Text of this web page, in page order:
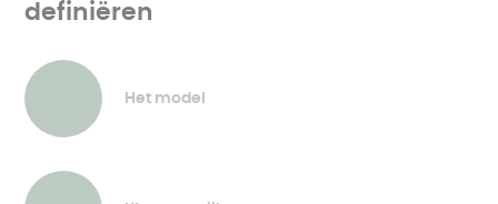
definiëren
Het model